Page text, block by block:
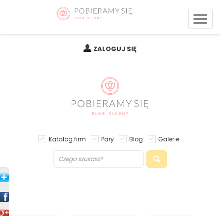
ZALOGUJ SIĘ
Katalog firm Pary Blog Galerie